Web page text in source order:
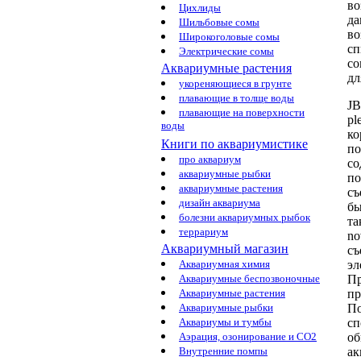
Цихлиды
Шильбовые сомы
Широкоголовые сомы
Электрические сомы
Аквариумные растения
укореняющиеся в грунте
плавающие в толще воды
плавающие на поверхности
воды
Книги по аквариумистике
про аквариум
аквариумные рыбки
аквариумные растения
дизайн аквариума
болезни аквариумных рыбок
террариум
Аквариумный магазин
Аквариумная химия
Аквариумные беспозвоночные
Аквариумные растения
Аквариумные рыбки
Аквариумы и тумбы
Аэрация, озонирование и CO2
Внутренние помпы